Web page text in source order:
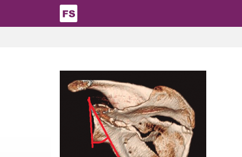
Pasar al contenido principal